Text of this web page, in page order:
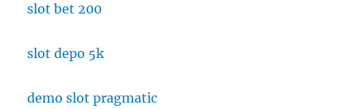
slot bet 200
slot depo 5k
demo slot pragmatic